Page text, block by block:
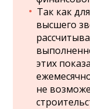
Так как
высшего
этих
не